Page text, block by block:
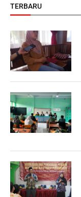
TERBARU